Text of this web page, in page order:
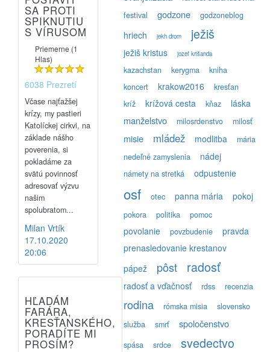
SA PROTI
SPIKNUTIU
S VÍRUSOM
Priemerne (1
Hlas)
6038 Prezretí
Včase najťažšej
krízy, my pastieri
Katolíckej cirkvi, na
základe nášho
poverenia, si
pokladáme za
svätú povinnosť
adresovať výzvu
našim
spolubratom...
Milan Vrtík
17.10.2020
20:06
HĽADÁM
FARÁRA,
KRESŤANSKÉHO,
PORADÍTE MI
PROSÍM?
festival
godzone godzoneblog
hriech jekh drom ježiš
ježiš kristus jozef krišanda
kazachstan kerygma
kniha
koncert
krakow2016
kresťan
kríž
krížová cesta kňaz láska
manželstvo milosrdenstvo milosť
misie mládež modlitba
mária
nedeľné zamyslenia
nádej
námety na stretká odpustenie
osf otec panna mária pokoj
pokora politika pomoc
povolanie povzbudenie
pravda
prenasledovanie krestanov
pápež
pôst radosť
radosť a vďačnosť rdss recenzia
rodina rómska misia
slovensko
služba
smrť spoločenstvo
spása srdce svedectvo